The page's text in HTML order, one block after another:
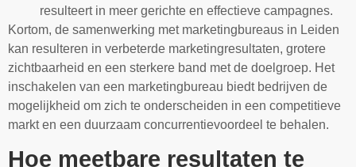
resulteert in meer gerichte en effectieve campagnes.
Kortom, de samenwerking met marketingbureaus in Leiden
kan resulteren in verbeterde marketingresultaten, grotere
zichtbaarheid en een sterkere band met de doelgroep. Het
inschakelen van een marketingbureau biedt bedrijven de
mogelijkheid om zich te onderscheiden in een competitieve
markt en een duurzaam concurrentievoordeel te behalen.
Hoe meetbare resultaten te